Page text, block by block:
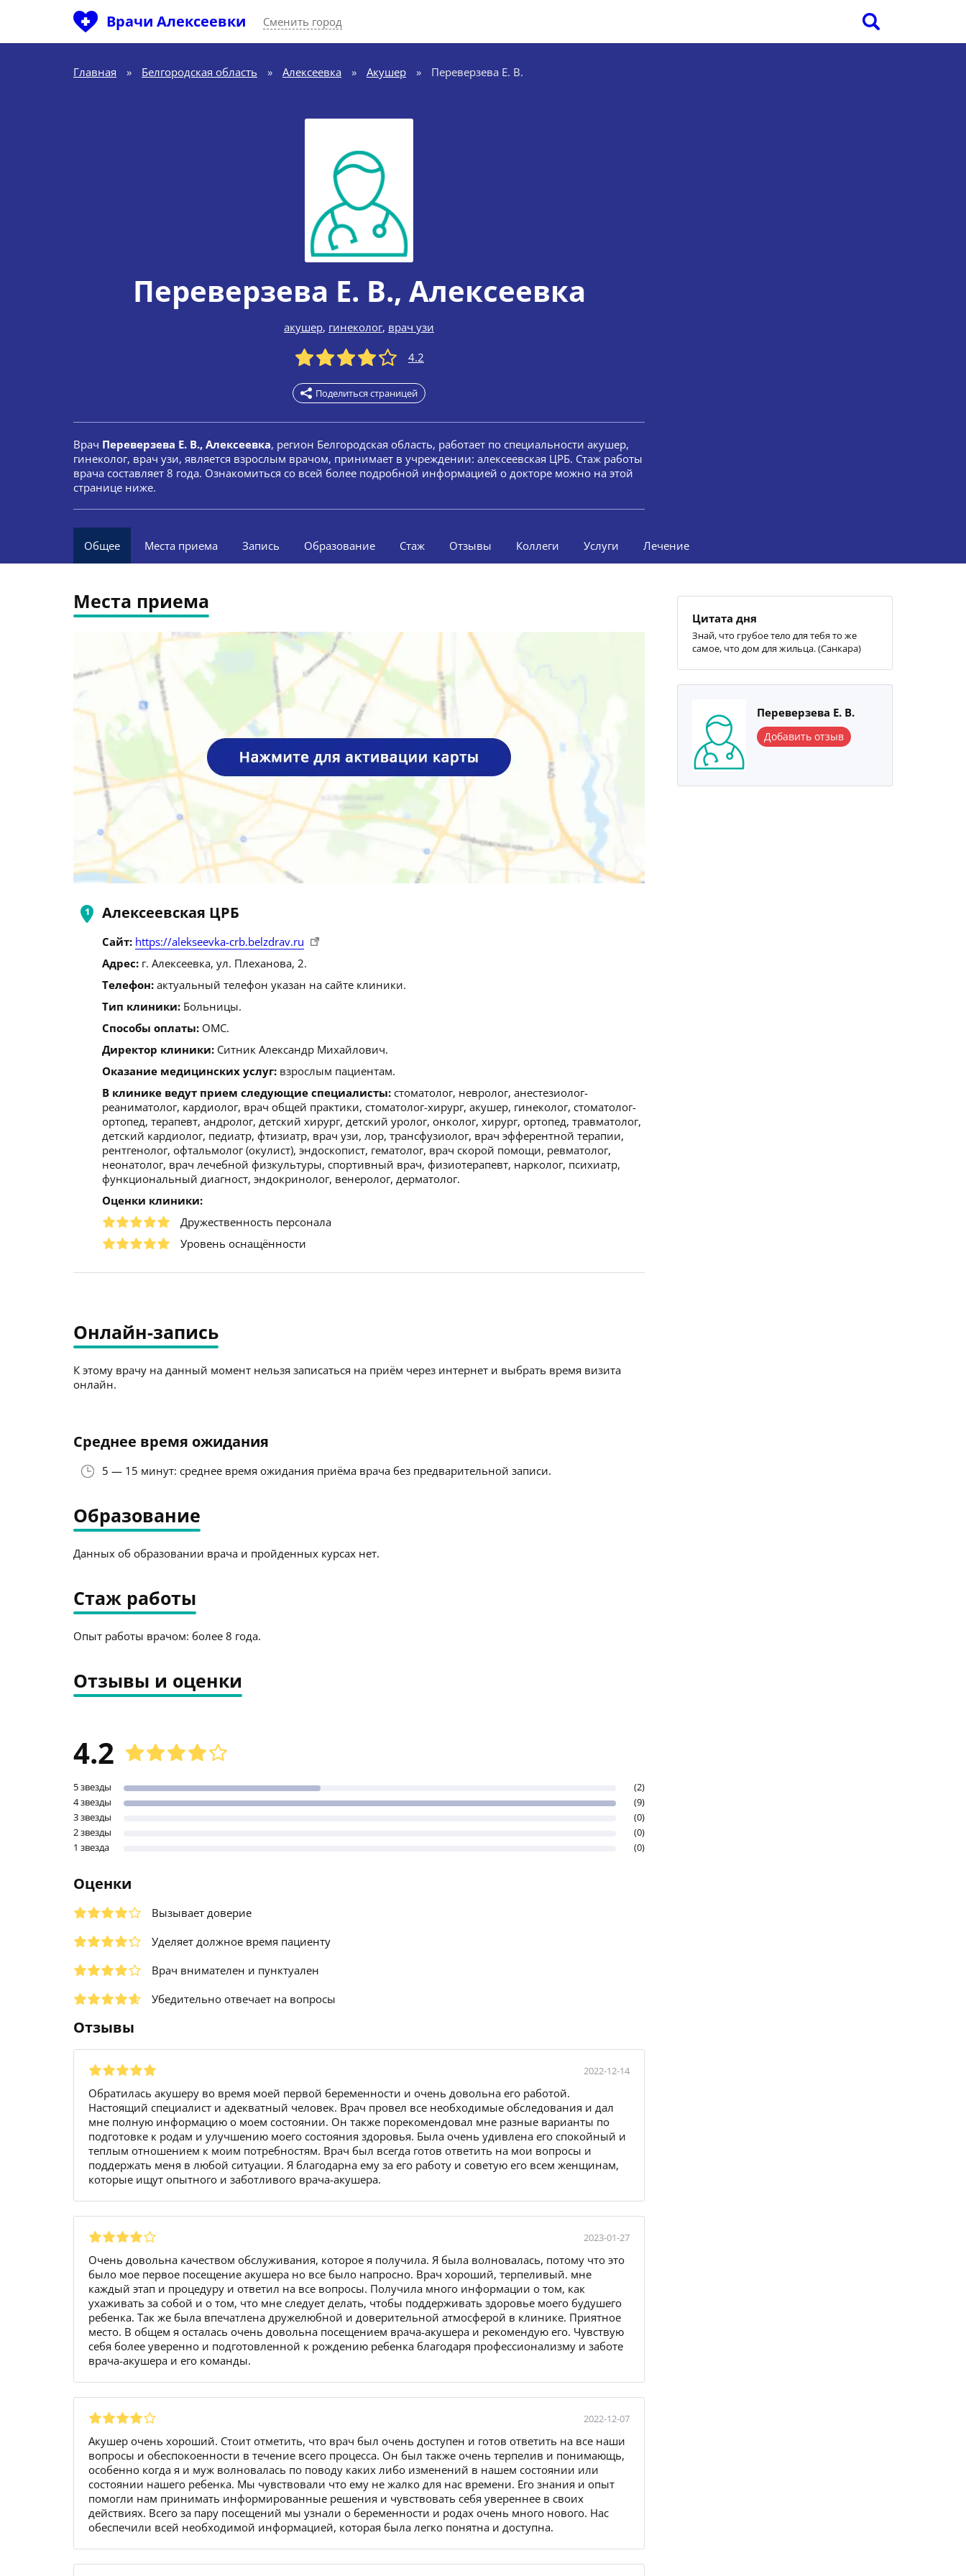
Врачи Алексеевки Сменить город
Главная » Белгородская область » Алексеевка » Акушер » Переверзева Е. В.
Переверзева Е. В., Алексеевка
акушер, гинеколог, врач узи
4.2
Поделиться страницей
Врач Переверзева Е. В., Алексеевка, регион Белгородская область, работает по специальности акушер,
гинеколог, врач узи, является взрослым врачом, принимает в учреждении: алексеевская ЦРБ. Стаж работы
врача составляет 8 года. Ознакомиться со всей более подробной информацией о докторе можно на этой
странице ниже.
Общее Места приема Запись Образование Стаж Отзывы Коллеги Услуги Лечение
Места приема
Алексеевская ЦРБ
Сайт: https://alekseevka-crb.belzdrav.ru
Адрес: г. Алексеевка, ул. Плеханова, 2.
Телефон: актуальный телефон указан на сайте клиники.
Тип клиники: Больницы.
Способы оплаты: ОМС.
Директор клиники: Ситник Александр Михайлович.
Оказание медицинских услуг: взрослым пациентам.
В клинике ведут прием следующие специалисты: стоматолог, невролог, анестезиолог-
реаниматолог, кардиолог, врач общей практики, стоматолог-хирург, акушер, гинеколог, стоматолог-
ортопед, терапевт, андролог, детский хирург, детский уролог, онколог, хирург, ортопед, травматолог,
детский кардиолог, педиатр, фтизиатр, врач узи, лор, трансфузиолог, врач эфферентной терапии,
рентгенолог, офтальмолог (окулист), эндоскопист, гематолог, врач скорой помощи, ревматолог,
неонатолог, врач лечебной физкультуры, спортивный врач, физиотерапевт, нарколог, психиатр,
функциональный диагност, эндокринолог, венеролог, дерматолог.
Оценки клиники:
Дружественность персонала
Уровень оснащённости
Онлайн-запись
К этому врачу на данный момент нельзя записаться на приём через интернет и выбрать время визита
онлайн.
Среднее время ожидания
5 — 15 минут: среднее время ожидания приёма врача без предварительной записи.
Образование
Данных об образовании врача и пройденных курсах нет.
Стаж работы
Опыт работы врачом: более 8 года.
Отзывы и оценки
4.2
5 звезды
(2)
4 звезды
(9)
3 звезды
(0)
2 звезды
(0)
1 звезда
(0)
Оценки
Вызывает доверие
Уделяет должное время пациенту
Врач внимателен и пунктуален
Убедительно отвечает на вопросы
Отзывы
2022-12-14
Обратилась акушеру во время моей первой беременности и очень довольна его работой.
Настоящий специалист и адекватный человек. Врач провел все необходимые обследования и дал
мне полную информацию о моем состоянии. Он также порекомендовал мне разные варианты по
подготовке к родам и улучшению моего состояния здоровья. Была очень удивлена его спокойный и
теплым отношением к моим потребностям. Врач был всегда готов ответить на мои вопросы и
поддержать меня в любой ситуации. Я благодарна ему за его работу и советую его всем женщинам,
которые ищут опытного и заботливого врача-акушера.
2023-01-27
Очень довольна качеством обслуживания, которое я получила. Я была волновалась, потому что это
было мое первое посещение акушера но все было напросно. Врач хороший, терпеливый. мне
каждый этап и процедуру и ответил на все вопросы. Получила много информации о том, как
ухаживать за собой и о том, что мне следует делать, чтобы поддерживать здоровье моего будушего
ребенка. Так же была впечатлена дружелюбной и доверительной атмосферой в клинике. Приятное
место. В общем я осталась очень довольна посещением врача-акушера и рекомендую его. Чувствую
себя более уверенно и подготовленной к рождению ребенка благодаря профессионализму и заботе
врача-акушера и его команды.
2022-12-07
Акушер очень хороший. Стоит отметить, что врач был очень доступен и готов ответить на все наши
вопросы и обеспокоенности в течение всего процесса. Он был также очень терпелив и понимающь,
особенно когда я и муж волновалась по поводу каких либо изменений в нашем состоянии или
состоянии нашего ребенка. Мы чувствовали что ему не жалко для нас времени. Его знания и опыт
помогли нам принимать информированные решения и чувствовать себя увереннее в своих
действиях. Всего за пару посещений мы узнали о беременности и родах очень много нового. Нас
обеспечили всей необходимой информацией, которая была легко понятна и доступна.
Цитата дня
Знай, что грубое тело для тебя то же
самое, что дом для жильца. (Санкара)
Переверзева Е. В.
Добавить отзыв